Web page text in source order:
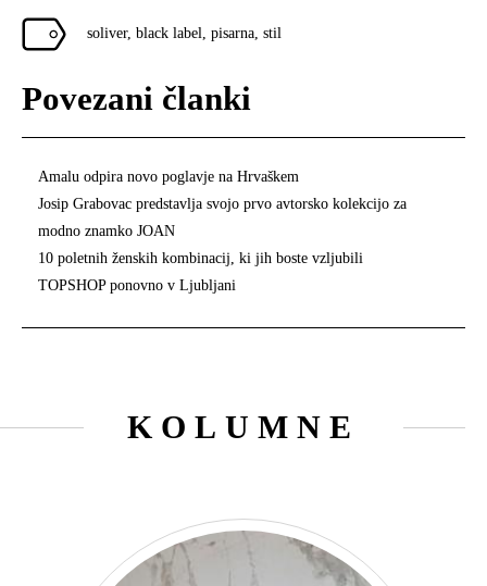
soliver, black label pisarna stil
Povezani članki
Amalu odpira novo poglavje na Hrvaškem
Josip Grabovac predstavlja svojo prvo avtorsko kolekcijo za
modno znamko JOAN
10 poletnih ženskih kombinacij, ki jih boste vzljubili
TOPSHOP ponovno v Ljubljani
KOLUMNE